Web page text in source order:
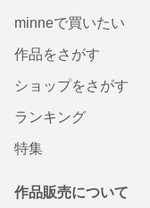
minneで買いたい
作品をさがす
ショップをさがす
ランキング
特集
作品販売について